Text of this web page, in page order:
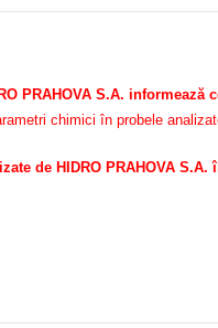
PRAHOVA S.A.
chimici în probele
de HIDRO PRAHOVA S.A.